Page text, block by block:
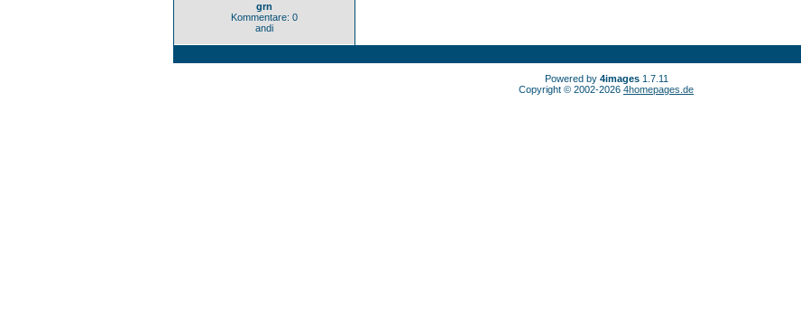
grn
Kommentare: 0
andi
Powered by 4images1.7.11
Copyright © 2002-2026 4homepages.de